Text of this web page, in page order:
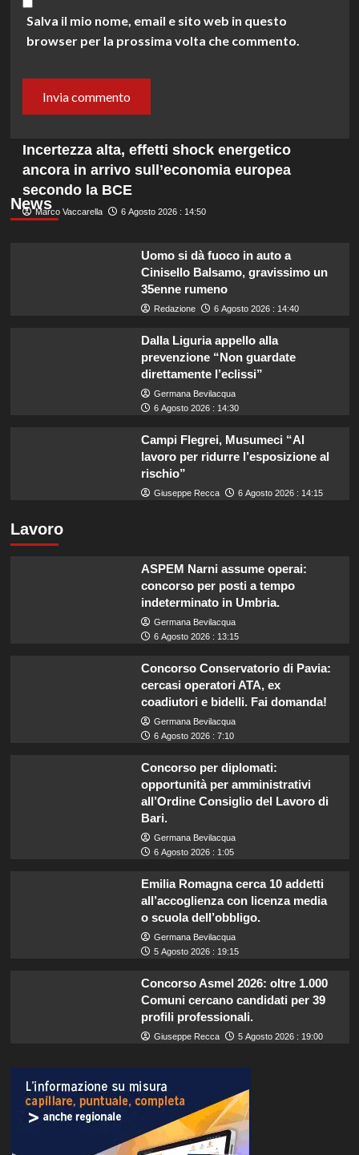
Salva il mio nome, email e sito web in questo
browser per la prossima volta che commento.
News
Incertezza alta, effetti shock energetico
ancora in arrivo sull’economia europea
secondo la BCE
Marco Vaccarella 6 Agosto 2026 : 14:50
Uomo si dà fuoco in auto a
Cinisello Balsamo, gravissimo un
35enne rumeno
Redazione 6 Agosto 2026 : 14:40
Dalla Liguria appello alla
prevenzione “Non guardate
direttamente l’eclissi”
Germana Bevilacqua
6 Agosto 2026 : 14:30
Campi Flegrei, Musumeci “Al
lavoro per ridurre l’esposizione al
rischio”
Giuseppe Recca 6 Agosto 2026 : 14:15
Lavoro
ASPEM Narni assume operai:
concorso per posti a tempo
indeterminato in Umbria.
Germana Bevilacqua
6 Agosto 2026 : 13:15
Concorso Conservatorio di Pavia:
cercasi operatori ATA, ex
coadiutori e bidelli. Fai domanda!
Germana Bevilacqua
6 Agosto 2026 : 7:10
Concorso per diplomati:
opportunità per amministrativi
all’Ordine Consiglio del Lavoro di
Bari.
Germana Bevilacqua
6 Agosto 2026 : 1:05
Emilia Romagna cerca 10 addetti
all’accoglienza con licenza media
o scuola dell’obbligo.
Germana Bevilacqua
5 Agosto 2026 : 19:15
Concorso Asmel 2026: oltre 1.000
Comuni cercano candidati per 39
profili professionali.
Giuseppe Recca 5 Agosto 2026 : 19:00